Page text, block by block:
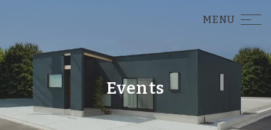
MENU
Events